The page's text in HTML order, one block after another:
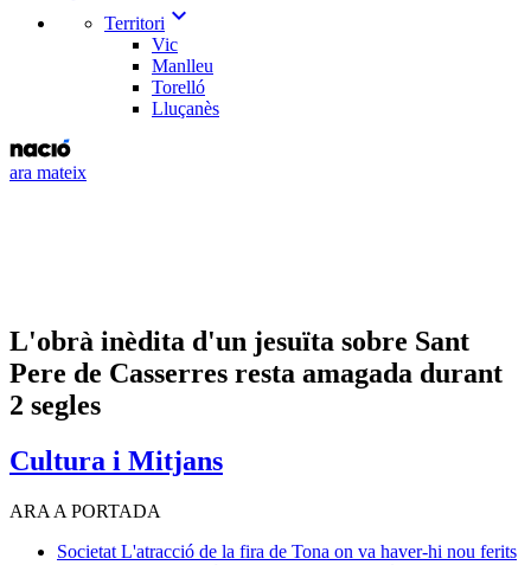
Territori expand_more
Vic
Manlleu
Torelló
Lluçanès
ara mateix
L'obrà inèdita d'un jesuïta sobre Sant
Pere de Casserres resta amagada durant
2 segles
Cultura i Mitjans
ARA A PORTADA
Societat L'atracció de la fira de Tona on va haver-hi nou ferits